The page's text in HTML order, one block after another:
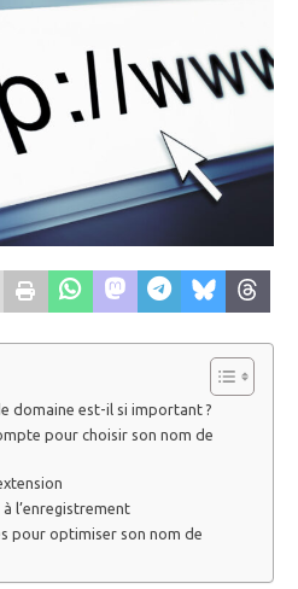
domaine est-il si important ?
pour choisir son nom de
l’enregistrement
pour optimiser son nom de